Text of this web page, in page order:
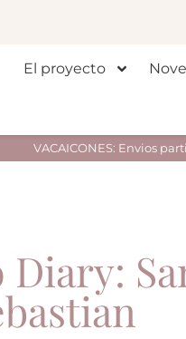
El proyecto
VACAICONES: Envios
Diary: